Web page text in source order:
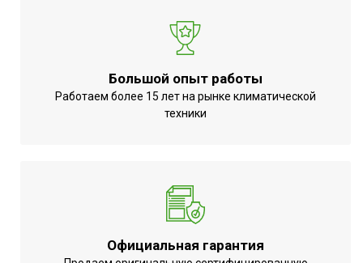
Большой опыт работы
Работаем более 15 лет на рынке климатической
техники
Официальная гарантия